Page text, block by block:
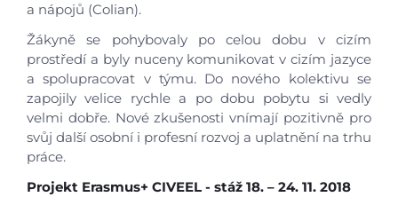
Operační program Jan Amos Komenský -
Šablony pro SŠ a VOŠ II
Erasmus+ odborné vzdělávání a příprava "
Poznáváme řeckou gastronomii" , výzva
Erasmus+ odborné vzdělávání a příprava,
mobilita jednotlivců, přizvaní odborní
výzva 2024
"Poznejme proslulou světovou kuchyni" ,
a nápojů (Colian).
Žákyně se pohybovaly po celou dobu v cizím
prostředí a byly nuceny komunikovat v cizím jazyce
a spolupracovat v týmu. Do nového kolektivu se
zapojily velice rychle a po dobu pobytu si vedly
velmi dobře. Nové zkušenosti vnímají pozitivně pro
svůj další osobní i profesní rozvoj a uplatnění na trhu
práce.
Projekt Erasmus+ CIVEEL - stáž 18. – 24. 11. 2018